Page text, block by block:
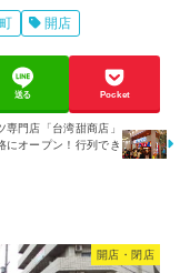
開店
送る Pocket
専門店「台湾甜商店」
にオープン！行列でき
開店・閉店